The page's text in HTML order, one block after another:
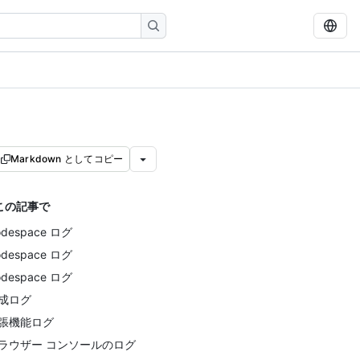
Markdown としてコピー
の記事で
ログ
ログ
ログ
ログ
機能ログ
ウザー コンソールのログ